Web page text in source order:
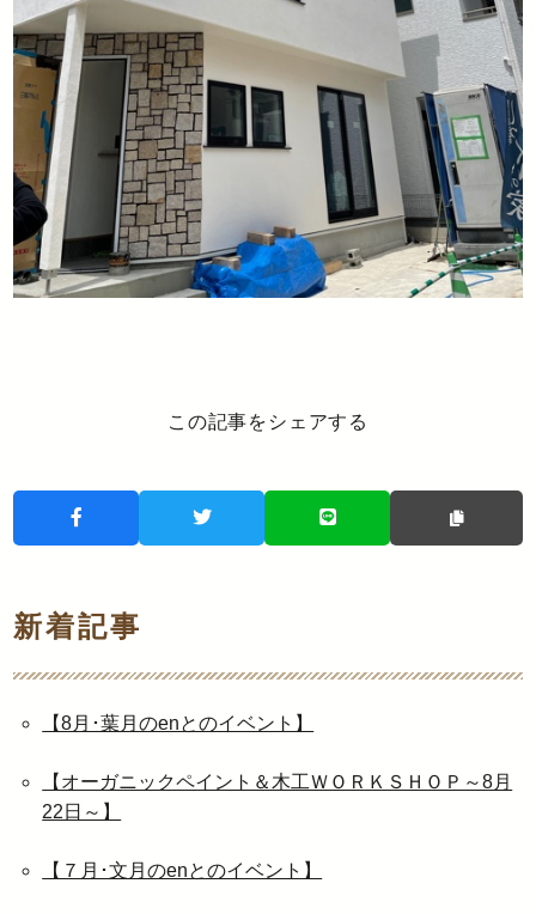
この記事をシェアする
新着記事
【8月･葉月のenとのイベント】
【オーガニックペイント＆木工ＷＯＲＫＳＨＯＰ～8月
22日～】
【７月･文月のenとのイベント】